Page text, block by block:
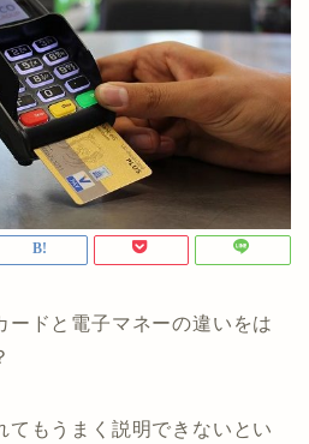
ードと電子マネーの違いをは
てもうまく説明できないとい